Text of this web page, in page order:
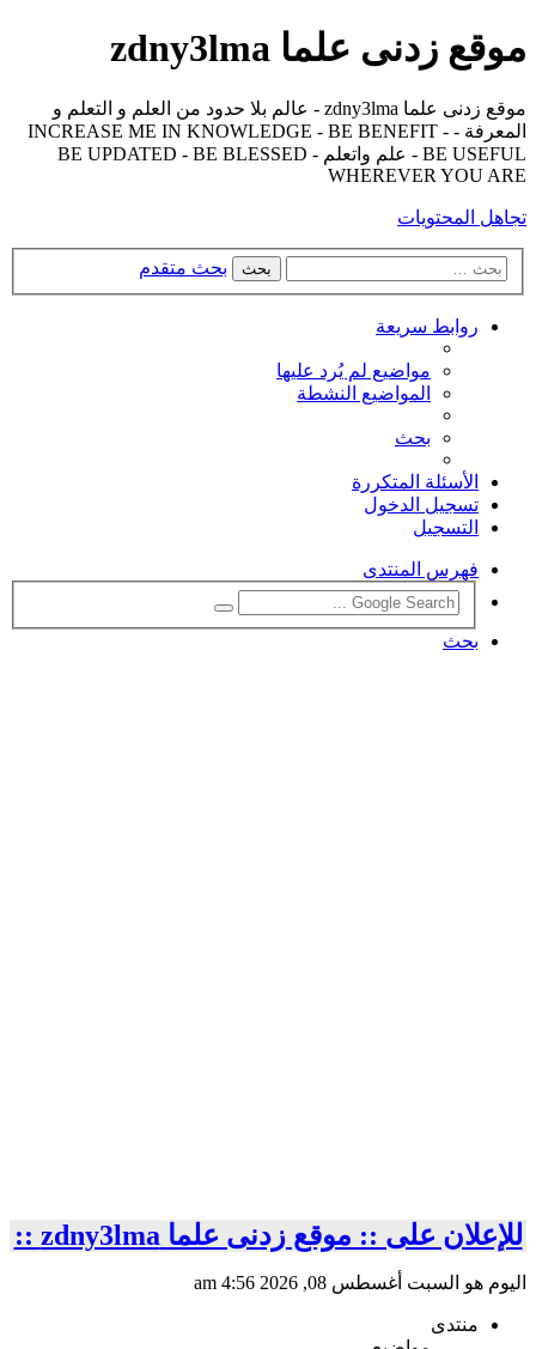
موقع زدنى علما zdny3lma
موقع زدنى علما zdny3lma - عالم بلا حدود من العلم و التعلم و
المعرفة - INCREASE ME IN KNOWLEDGE - BE BENEFIT -
BE USEFUL - علم واتعلم - BE UPDATED - BE BLESSED
WHEREVER YOU ARE
تجاهل المحتويات
بحث بحث متقدم
روابط سريعة
مواضيع لم يُرد عليها
المواضيع النشطة
بحث
الأسئلة المتكررة
تسجيل الدخول
التسجيل
فهرس المنتدى
بحث
للإعلان على :: موقع زدنى علما zdny3lma ::
اليوم هو السبت أغسطس 08, 2026 4:56 am
منتدى